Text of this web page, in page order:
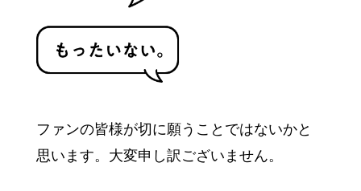
ファンの皆様が切に願うことではないかと
思います。 大変申し訳ございません。